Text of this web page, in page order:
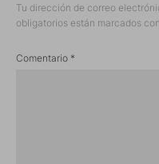
Tu dirección de correo
obligatorios están marcados con
Comentario *